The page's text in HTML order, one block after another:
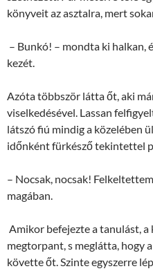
könyveit az asztalra, mert
– Bunkó! – mondta ki halkan,
kezét.
Azóta többször látta őt, aki
viselkedésével. Lassan
látszó fiú mindig a közelében
időnként fürkésző tekintettel
– Nocsak, nocsak!
magában.
Amikor befejezte a tanulást,
megtorpant, s meglátta, hogy
követte őt. Szinte egyszerre